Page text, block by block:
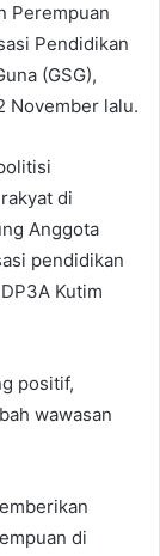
Perempuan
Pendidikan
(GSG),
November lalu.
di
Anggota
pendidikan
Kutim
positif,
wawasan
di